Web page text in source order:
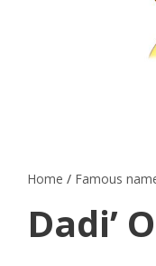
Home / Famous
Dadi’